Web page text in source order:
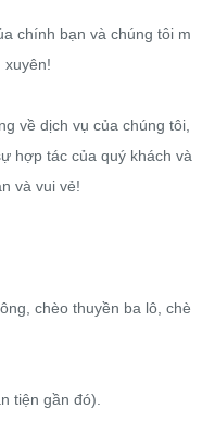
chính bạn và chúng tôi m
xuyên!
về dịch vụ của chúng tôi,
hợp tác của quý khách và
và vui vẻ!
chèo thuyền ba lô, chè
tiện gần đó).